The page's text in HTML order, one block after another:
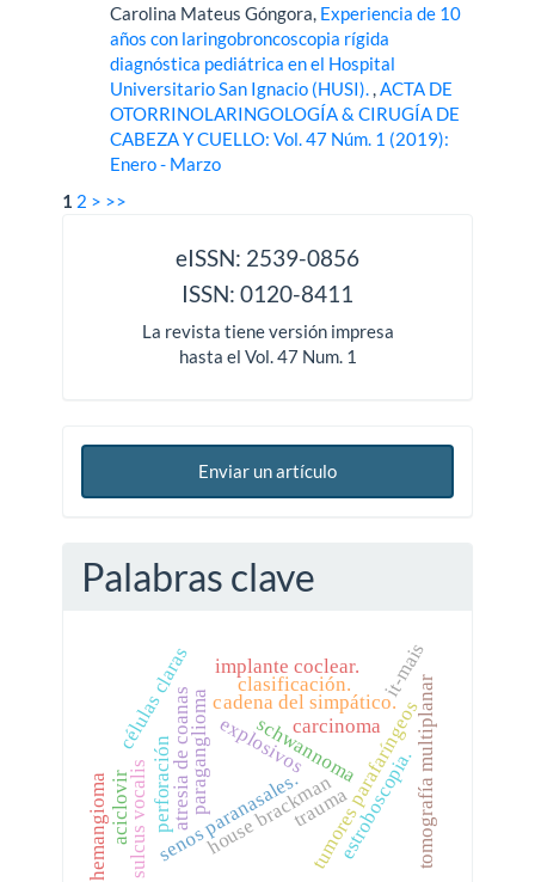
Carolina Mateus Góngora, Experiencia de 10
años con laringobroncoscopia rígida
diagnóstica pediátrica en el Hospital
Universitario San Ignacio (HUSI).
ACTA DE
OTORRINOLARINGOLOGÍA & CIRUGÍA DE
CABEZA Y CUELLO: Vol. 47 Núm. 1 (2019):
Enero - Marzo
1 2 > >>
eISSN: 2539-0856
ISSN: 0120-8411
La revista tiene versión impresa
hasta el Vol. 47 Num. 1
Enviar un artículo
Palabras clave
schwannoma
paraganglioma tumores parafaríngeos
cadena del simpático.
atresia de coanas
senos paranasales.
perforación trauma
explosivos
sulcus vocalis estroboscopia.
house brackman
aciclovir
carcinoma
células claras
hemangioma tomografía multiplanar
clasificación. it-mais
implante coclear.